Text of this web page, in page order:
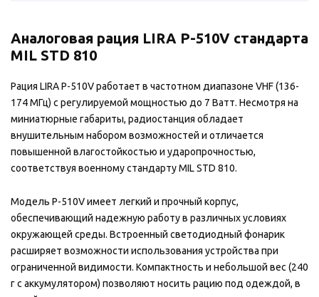
Аналоговая рация LIRA P-510V стандарта
MIL STD 810
Рация LIRA P-510V работает в частотном диапазоне VHF (136-
174 МГц) с регулируемой мощностью до 7 Ватт. Несмотря на
миниатюрные габариты, радиостанция обладает
внушительным набором возможностей и отличается
повышенной влагостойкостью и ударопрочностью,
соответствуя военному стандарту MIL STD 810.
Модель P-510V имеет легкий и прочный корпус,
обеспечивающий надежную работу в различных условиях
окружающей среды. Встроенный светодиодный фонарик
расширяет возможности использования устройства при
ограниченной видимости. Компактность и небольшой вес (240
г с аккумулятором) позволяют носить рацию под одеждой, в